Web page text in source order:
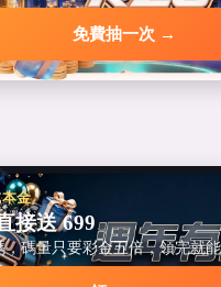
免費抽一次 →
金
接送 699
，碼量只要彩金五倍，領完就